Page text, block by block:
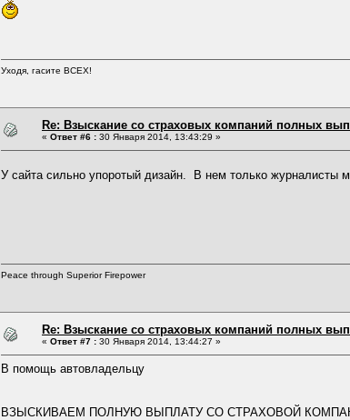
Уходя, гасите ВСЕХ!
Re: Взыскание со страховых компаний полных
« Ответ #6 : 30 Января 2014, 13:43:29 »
У сайта сильно упоротый дизайн. В нем только журналисты
Peace through Superior Firepower
Re: Взыскание со страховых компаний полных
« Ответ #7 : 30 Января 2014, 13:44:27 »
В помощь автовладельцу
ВЗЫСКИВАЕМ ПОЛНУЮ ВЫПЛАТУ СО СТРАХОВОЙ